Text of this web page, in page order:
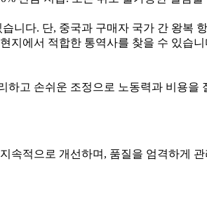
니다. 단, 중국과 구매자 국가 간 왕복
에서 적합한 통역사를 찾을 수 있습
하고 손쉬운 조정으로 노동력과 비용을
속적으로 개선하며, 품질을 엄격하게